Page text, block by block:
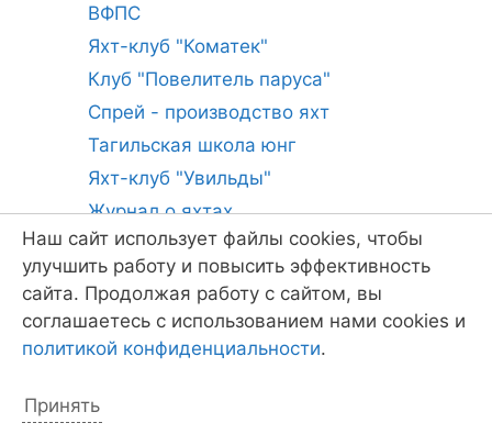
ВФПС
Яхт-клуб "Коматек"
Клуб "Повелитель паруса"
Спрей - производство яхт
Тагильская школа юнг
Яхт-клуб "Увильды"
Журнал о яхтах
Катера и яхты
Наш сайт использует файлы cookies, чтобы
улучшить работу и повысить эффективность
сайта. Продолжая работу с сайтом, вы
соглашаетесь с использованием нами cookies и
политикой конфиденциальности.
Принять